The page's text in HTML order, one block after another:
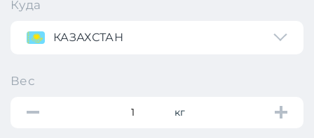
Куда
КАЗАХСТАН
Вес
кг